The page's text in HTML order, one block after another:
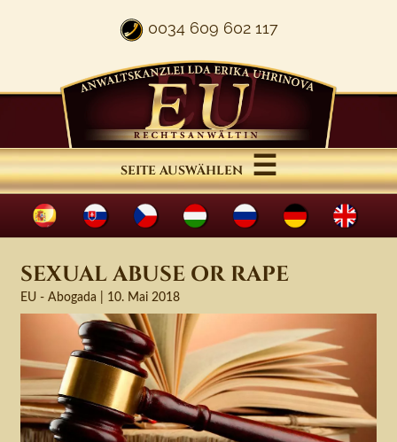
0034 609 602 117
SEITE AUSWÄHLEN ☰
MENU
SEXUAL ABUSE OR RAPE
10. Mai 2018